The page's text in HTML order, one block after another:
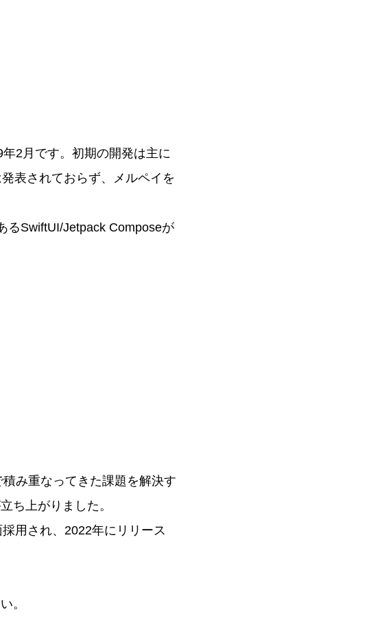
2月です。初期の開発は主に
表されておらず、メルペイを
るSwiftUI/Jetpack Composeが
み重なってきた課題を解決す
ち上がりました。
用され、2022年にリリース
。